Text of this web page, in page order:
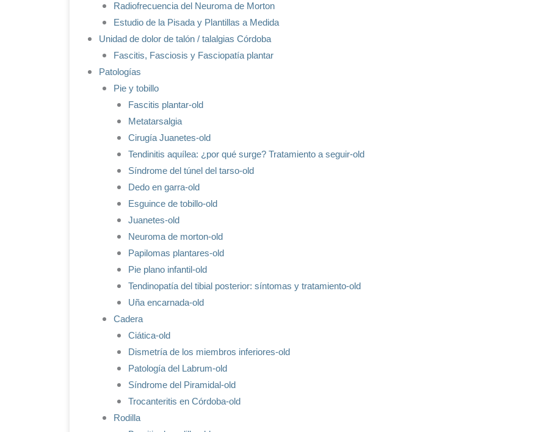
Radiofrecuencia del Neuroma de Morton
Estudio de la Pisada y Plantillas a Medida
Unidad de dolor de talón / talalgias Córdoba
Fascitis, Fasciosis y Fasciopatía plantar
Patologías
Pie y tobillo
Fascitis plantar-old
Metatarsalgia
Cirugía Juanetes-old
Tendinitis aquílea: ¿por qué surge? Tratamiento a seguir-old
Síndrome del túnel del tarso-old
Dedo en garra-old
Esguince de tobillo-old
Juanetes-old
Neuroma de morton-old
Papilomas plantares-old
Pie plano infantil-old
Tendinopatía del tibial posterior: síntomas y tratamiento-old
Uña encarnada-old
Cadera
Ciática-old
Dismetría de los miembros inferiores-old
Patología del Labrum-old
Síndrome del Piramidal-old
Trocanteritis en Córdoba-old
Rodilla